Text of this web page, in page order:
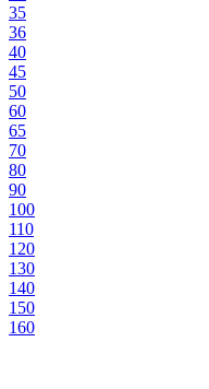
35
36
40
45
50
60
65
70
80
90
100
110
120
130
140
150
160